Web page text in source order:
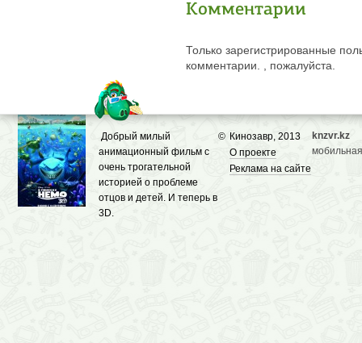
Комментарии
Только зарегистрированные
комментарии. , пожалуйста.
© Кинозавр, 2013
О проекте
Реклама на сайте
Добрый милый
анимационный фильм с
очень трогательной
историей о проблеме
отцов и детей. И теперь в
3D.
knzvr.kz